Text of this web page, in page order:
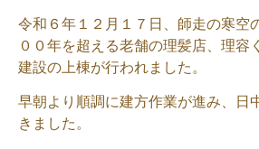
令和６年１２月１７日、師走の寒空
００年を超える老舗の理髪店、理容
建設の上棟が行われました。
早朝より順調に建方作業が進み、日
きました。